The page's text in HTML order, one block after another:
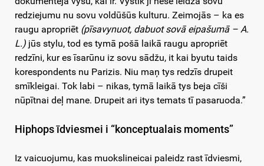
redziejumu nu sovu voldūšūs kulturu. Zeimojās – ka es
raugu apropriēt (pīsavynuot, dabuot sovā eipašumā – A.
L.) jūs stylu, tod es tymā pošā laikā raugu apropriēt
redzīni, kur es īsarūnu iz sovu sādžu, it kai byutu taids
korespondents nu Parizis. Niu maņ tys redzīs drupeit
smīkleigai. Tok labi – nikas, tymā laikā tys beja cīši
nūpītnai deļ mane. Drupeit ari itys temats tī pasaruoda.”
Hiphops īdviesmei i “konceptualais moments”
Iz vaicuojumu, kas muokslineicai paleidz rast īdviesmi,